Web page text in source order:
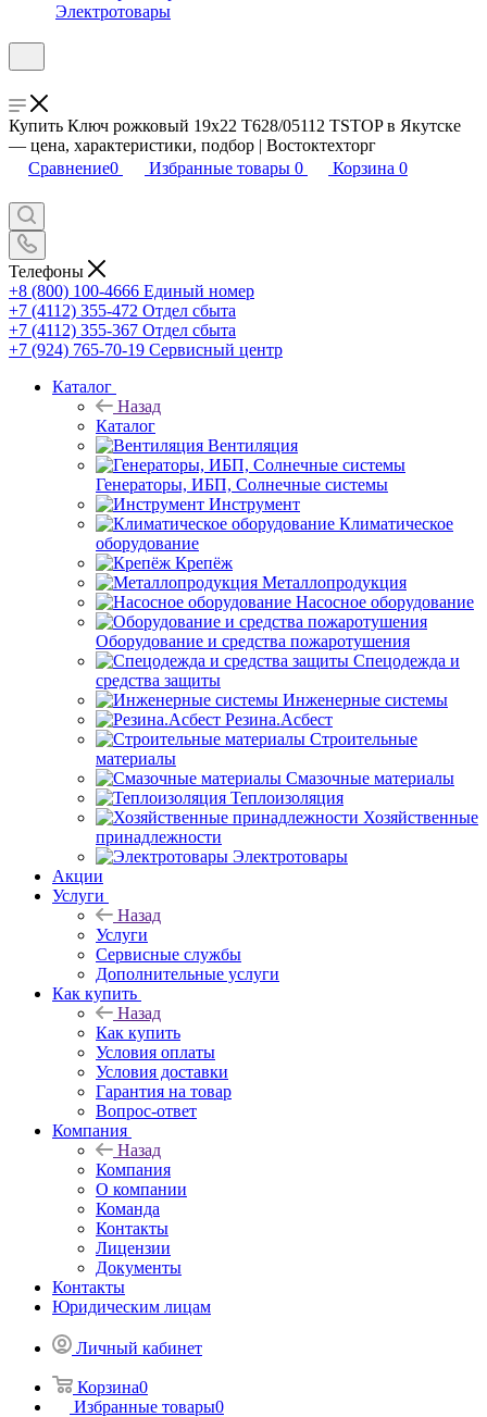
Электротовары
Купить Ключ рожковый 19х22 T628/05112 TSTOP в Якутске
— цена, характеристики, подбор | Востоктехторг
Сравнение0 Избранные товары 0 Корзина 0
Телефоны
+8 (800) 100-4666 Единый номер
+7 (4112) 355-472 Отдел сбыта
+7 (4112) 355-367 Отдел сбыта
+7 (924) 765-70-19 Сервисный центр
Каталог
Назад
Каталог
Вентиляция
Генераторы, ИБП, Солнечные системы
Инструмент
Климатическое
оборудование
Крепёж
Металлопродукция
Насосное оборудование
Оборудование и средства пожаротушения
Спецодежда и
средства защиты
Инженерные системы
Резина.Асбест
Строительные
материалы
Смазочные материалы
Теплоизоляция
Хозяйственные
принадлежности
Электротовары
Акции
Услуги
Назад
Услуги
Сервисные службы
Дополнительные услуги
Как купить
Назад
Как купить
Условия оплаты
Условия доставки
Гарантия на товар
Вопрос-ответ
Компания
Назад
Компания
О компании
Команда
Контакты
Лицензии
Документы
Контакты
Юридическим лицам
Личный кабинет
Корзина0
Избранные товары0